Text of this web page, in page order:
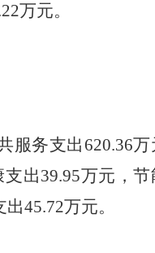
万元。
服务支出 620.36万
出39.95万元，节
出45.72万元。